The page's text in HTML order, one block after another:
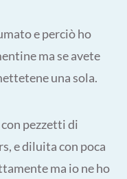
e perciò ho
ma se avete
una sola.
pezzetti di
e diluita con poca
ma io ne ho